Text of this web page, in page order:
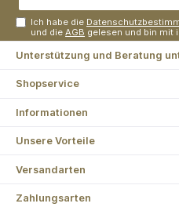
Ich habe die
und dieAGB gelesen und bin mit
Unterstützung und Beratung
Shopservice
Informationen
Unsere Vorteile
Versandarten
Zahlungsarten